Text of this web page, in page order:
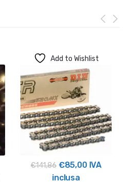
Add to Wishlist
€141,86 Il
prezzo
€85,00Il
IVA
inclusa